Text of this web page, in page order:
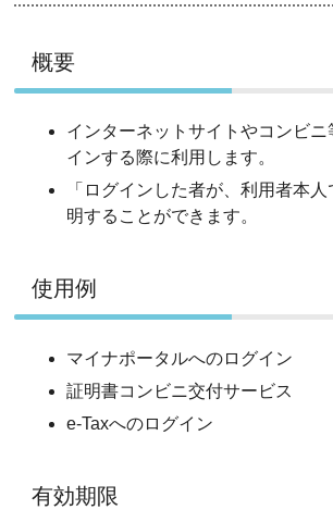
概要
インターネットサイトやコンビ
インする際に利用します。
「ログインした者が、利用者本
明することができます。
使用例
マイナポータルへのログイン
証明書コンビニ交付サービス
e-Taxへのログイン
有効期限